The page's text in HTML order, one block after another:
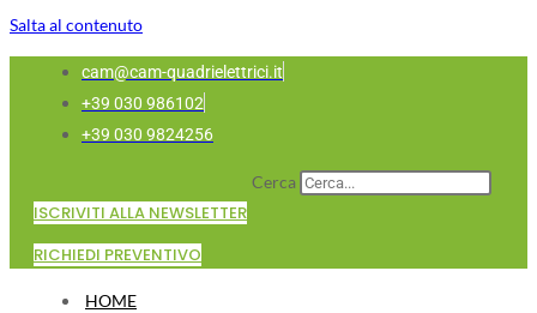
Salta al contenuto
cam@cam-quadrielettrici.it
+39 030 986102
+39 030 9824256
Cerca
ISCRIVITI ALLA NEWSLETTER
RICHIEDI PREVENTIVO
HOME